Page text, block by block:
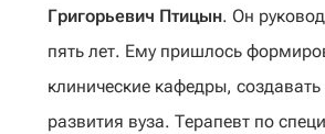
Григорьевич Птицын. Он
пять лет. Ему пришлось
клинические кафедры,
развития вуза. Терапевт по